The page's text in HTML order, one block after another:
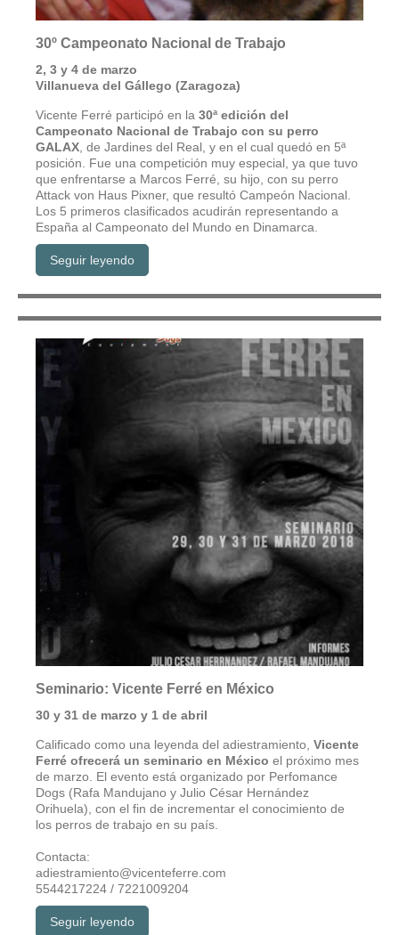
30º Campeonato Nacional de Trabajo
2, 3 y 4 de marzo
Villanueva del Gállego (Zaragoza)
Vicente Ferré participó en la 30ª edición del
Campeonato Nacional de Trabajo con su perro
GALAX, de Jardines del Real, y en el cual quedó en 5ª
posición. Fue una competición muy especial, ya que tuvo
que enfrentarse a Marcos Ferré, su hijo, con su perro
Attack von Haus Pixner, que resultó Campeón Nacional.
Los 5 primeros clasificados acudirán representando a
España al Campeonato del Mundo en Dinamarca.
Seguir leyendo
Seminario: Vicente Ferré en México
30 y 31 de marzo y 1 de abril
Calificado como una leyenda del adiestramiento, Vicente
Ferré ofrecerá un seminario en México el próximo mes
de marzo. El evento está organizado por Perfomance
Dogs (Rafa Mandujano y Julio César Hernández
Orihuela), con el fin de incrementar el conocimiento de
los perros de trabajo en su país.
Contacta:
adiestramiento@vicenteferre.com
5544217224 / 7221009204
Seguir leyendo